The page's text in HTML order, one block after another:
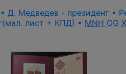
Д. Медведев - президент •
лист + КПД) • MNH OG